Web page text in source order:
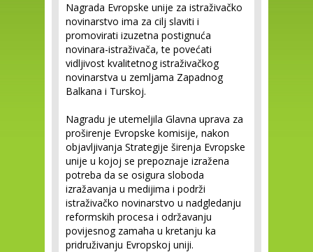
Nagrada Evropske unije za istraživačko
novinarstvo ima za cilj slaviti i
promovirati izuzetna postignuća
novinara-istraživača, te povećati
vidljivost kvalitetnog istraživačkog
novinarstva u zemljama Zapadnog
Balkana i Turskoj.
Nagradu je utemeljila Glavna uprava za
proširenje Evropske komisije, nakon
objavljivanja Strategije širenja Evropske
unije u kojoj se prepoznaje izražena
potreba da se osigura sloboda
izražavanja u medijima i podrži
istraživačko novinarstvo u nadgledanju
reformskih procesa i održavanju
povijesnog zamaha u kretanju ka
pridruživanju Evropskoj uniji.